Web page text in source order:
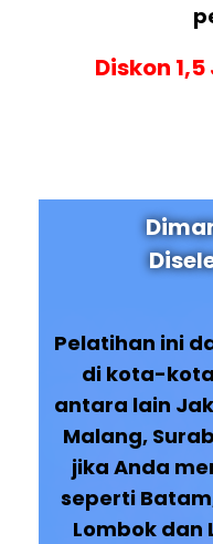
Diskon
Pelatihan ini
di kota-
antara lain
Malang,
jika Anda
seperti
Lombok dan